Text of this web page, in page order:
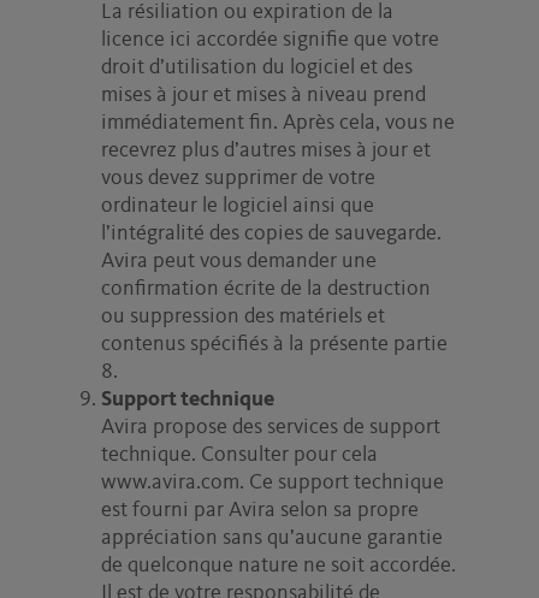
La résiliation ou expiration de la
licence ici accordée signifie que votre
droit d’utilisation du logiciel et des
mises à jour et mises à niveau prend
immédiatement fin. Après cela, vous ne
recevrez plus d’autres mises à jour et
vous devez supprimer de votre
ordinateur le logiciel ainsi que
l’intégralité des copies de sauvegarde.
Avira peut vous demander une
confirmation écrite de la destruction
ou suppression des matériels et
contenus spécifiés à la présente partie
8.
Support technique
Avira propose des services de support
technique. Consulter pour cela
www.avira.com. Ce support technique
est fourni par Avira selon sa propre
appréciation sans qu’aucune garantie
de quelconque nature ne soit accordée.
Il est de votre responsabilité de